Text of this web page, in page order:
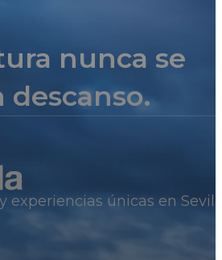
nunca se
experiencias únicas en